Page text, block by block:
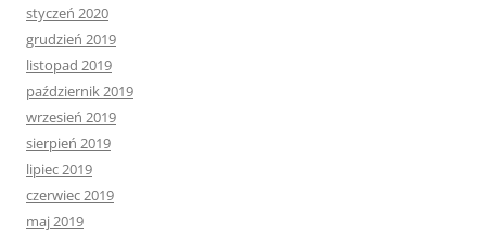
styczeń 2020
grudzień 2019
listopad 2019
październik 2019
wrzesień 2019
sierpień 2019
lipiec 2019
czerwiec 2019
maj 2019